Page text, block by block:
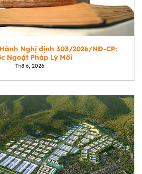
Nghị định 303/2026/NĐ-CP:
Ngoặt Pháp Lý Mới
Th8 6, 2026